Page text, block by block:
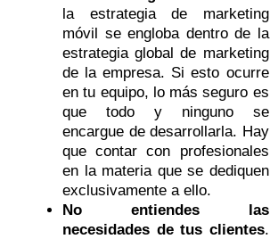
la estrategia de marketing
móvil se engloba dentro de la
estrategia global de marketing
de la empresa. Si esto ocurre
en tu equipo, lo más seguro es
que todo y ninguno se
encargue de desarrollarla. Hay
que contar con profesionales
en la materia que se dediquen
exclusivamente a ello.
No entiendes las
necesidades de tus clientes.